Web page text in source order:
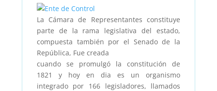
La Cámara de Representantes constituye
parte de la rama legislativa del estado,
compuesta también por el Senado de la
República, Fue creada
cuando se promulgó la constitución de
1821 y hoy en dia es un organismo
integrado por 166 legisladores, llamados